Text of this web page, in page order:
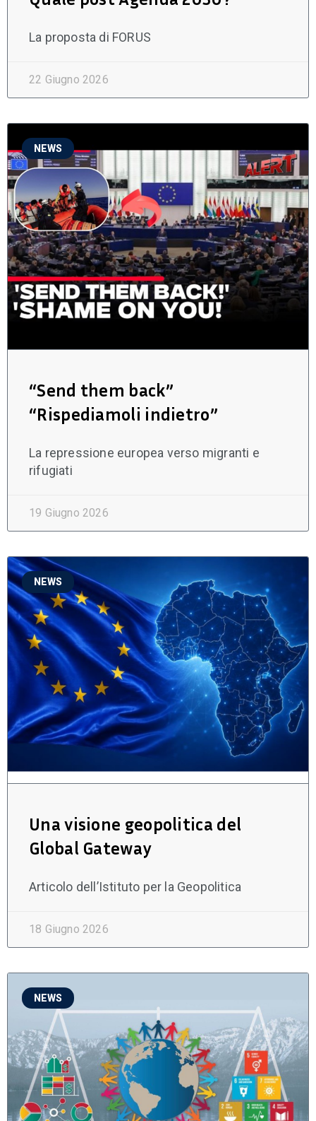
La proposta di FORUS
22 Giugno 2026
NEWS
“Send them back”
“Rispediamoli indietro”
La repressione europea verso migranti e
rifugiati
19 Giugno 2026
NEWS
Una visione geopolitica del
Global Gateway
Articolo dell’Istituto per la Geopolitica
18 Giugno 2026
NEWS